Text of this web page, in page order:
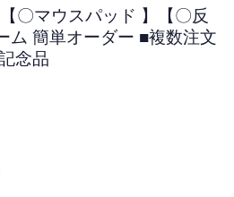
〇マウスパッド 】【〇反
ム 簡単オーダー ■複数注文
念品